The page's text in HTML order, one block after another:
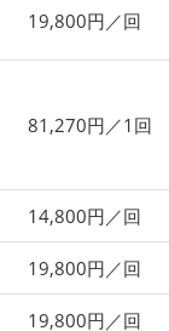
19,800円／回
81,270円／1回
14,800円／回
19,800円／回
19,800円／回